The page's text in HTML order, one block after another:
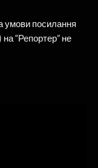
умови посилання
“Репортер” не